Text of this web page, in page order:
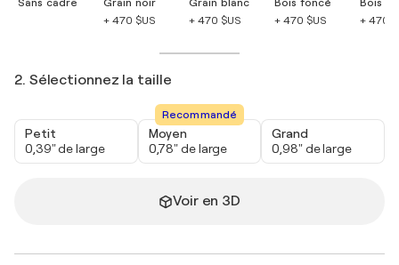
Sans cadre
Grain noir
+ 470 $US
Grain blanc
+ 470 $US
Bois foncé
+ 470 $US
Bois
+ 470
2. Sélectionnez la taille
Petit
0,39" de large
Recommandé
Moyen
0,78" de large
Grand
0,98" de large
Voir en 3D